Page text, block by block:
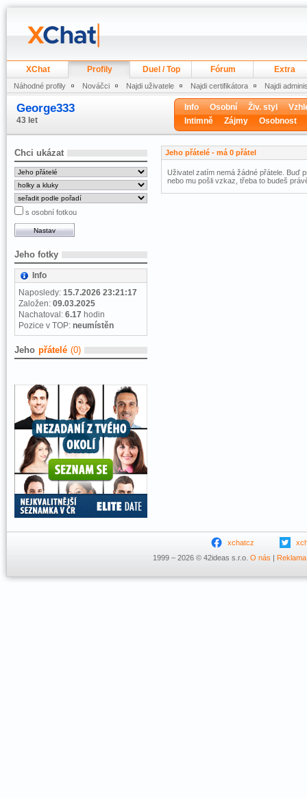
XChat Profily Duel / Top Fórum Extra
Náhodné profily Nováčci Najdi uživatele Najdi certifikátora Najdi
George333
43 let
Info Osobní Živ. styl
Intimně
Zájmy Osobnost
Chci ukázat
s osobní fotkou
Jeho fotky
Info
Naposledy: 15.7.2026 23:21:17
Založen: 09.03.2025
Nachatoval: 6.17 hodin
Pozice v TOP: neumístěn
Jeho přátelé (0)
Jeho přátelé - má 0 přátel
Uživatel zatím nemá žádné přátele. Buď
nebo mu pošli vzkaz, třeba to budeš
xchatcz
1999 – 2026 © 42ideas s.r.o. O nás | Reklama